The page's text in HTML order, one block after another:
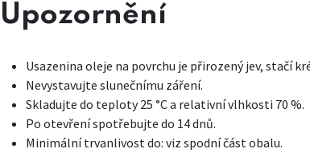
Upozornění
Usazenina oleje na povrchu je přirozený jev, stačí
Nevystavujte slunečnímu záření.
Skladujte do teploty 25 °C a relativní vlhkosti 70 %.
Po otevření spotřebujte do 14 dnů.
Minimální trvanlivost do: viz spodní část obalu.